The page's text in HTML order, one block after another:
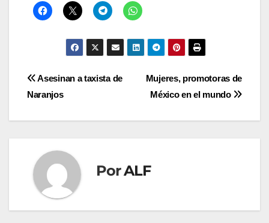
Navegación
Mujeres, promotoras de
México en el mundo
Asesinan a taxista de
Naranjos
PorALF